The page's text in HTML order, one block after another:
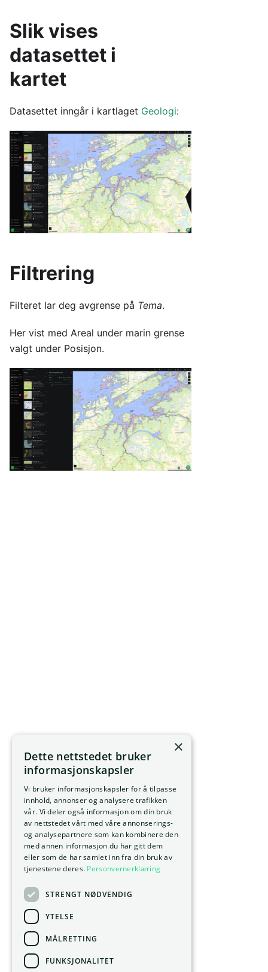
Slik vises
datasettet i
kartet
Datasettet inngår i kartlaget Geologi:
Filtrering
Filteret lar deg avgrense på Tema.
Her vist med Areal under marin grense
valgt under Posisjon.
×
Dette nettstedet bruker
informasjonskapsler
Vi bruker informasjonskapsler for å tilpasse
innhold, annonser og analysere trafikken
vår. Vi deler også informasjon om din bruk
av nettstedet vårt med våre annonserings-
og analysepartnere som kan kombinere den
med annen informasjon du har gitt dem
eller som de har samlet inn fra din bruk av
tjenestene deres. Personvernerklæring
STRENGT NØDVENDIG
YTELSE
MÅLRETTING
FUNKSJONALITET